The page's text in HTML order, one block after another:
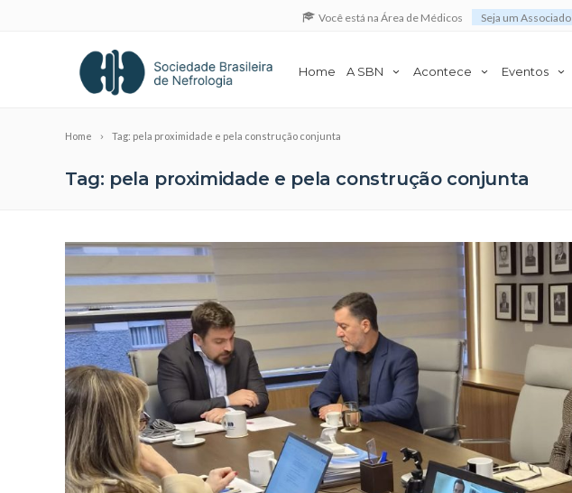
Você está na Área de Médicos Seja um Associado
Home A SBN Acontece Eventos
Home Tag: pela proximidade e pela construção conjunta
Tag: pela proximidade e pela construção conjunta